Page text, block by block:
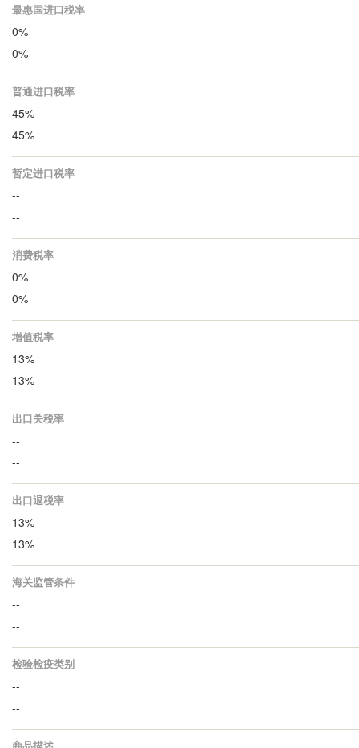
最惠国进口税率
0%
0%
普通进口税率
45%
45%
暂定进口税率
--
--
消费税率
0%
0%
增值税率
13%
13%
出口关税率
--
--
出口退税率
13%
13%
海关监管条件
--
--
检验检疫类别
--
--
商品描述